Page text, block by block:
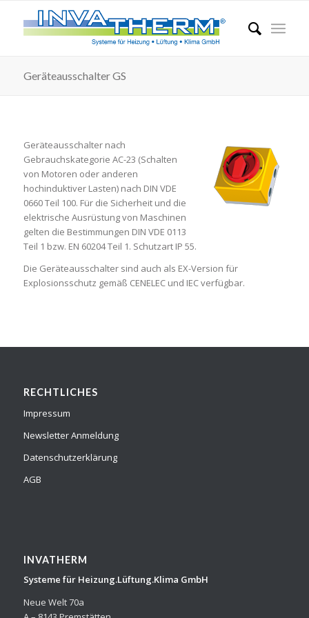
Geräteausschalter GS
Geräteausschalter nach
Gebrauchskategorie AC-23 (Schalten
von Motoren oder anderen
hochinduktiver Lasten) nach DIN VDE
0660 Teil 100. Für die Sicherheit und die
elektrische Ausrüstung von Maschinen
gelten die Bestimmungen DIN VDE 0113
Teil 1 bzw. EN 60204 Teil 1. Schutzart IP 55.
Die Geräteausschalter sind auch als EX-Version für
Explosionsschutz gemäß CENELEC und IEC verfügbar.
RECHTLICHES
Impressum
Newsletter Anmeldung
Datenschutzerklärung
AGB
INVATHERM
Systeme für Heizung.Lüftung.Klima GmbH
Neue Welt 70a